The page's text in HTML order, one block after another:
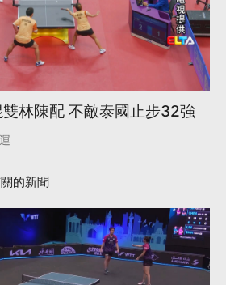
林陳配 不敵泰國止步32強
的新聞